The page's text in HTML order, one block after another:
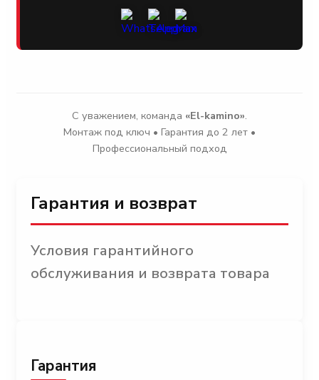
С уважением, команда «El-kamino».
Монтаж под ключ • Гарантия до 2 лет •
Профессиональный подход
Гарантия и возврат
Условия гарантийного
обслуживания и возврата товара
Гарантия